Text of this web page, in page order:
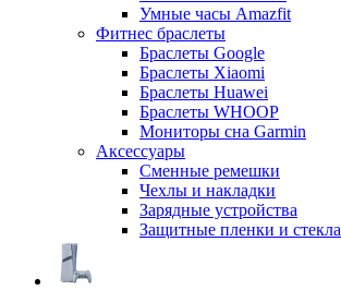
Умные часы Amazfit
Фитнес браслеты
Браслеты Google
Браслеты Xiaomi
Браслеты Huawei
Браслеты WHOOP
Мониторы сна Garmin
Аксессуары
Сменные ремешки
Чехлы и накладки
Зарядные устройства
Защитные пленки и стекла